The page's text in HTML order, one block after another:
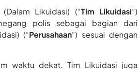
Likuidasi) (“Tim Likuidasi”)
polis sebagai bagian dari
(“Perusahaan”) sesuai dengan
waktu dekat. Tim Likuidasi juga